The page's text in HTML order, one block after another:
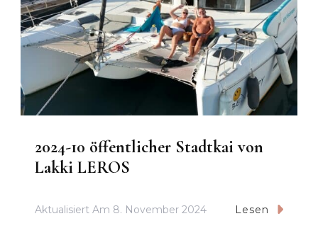
2024-10 öffentlicher Stadtkai von
Lakki LEROS
Aktualisiert Am 8. November 2024 Lesen